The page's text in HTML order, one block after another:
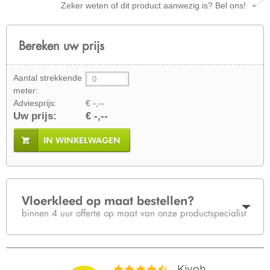
Zeker weten of dit product aanwezig is? Bel ons!
Bereken uw prijs
Aantal strekkende
meter:
Adviesprijs:
€ -,--
Uw prijs: € -,--
IN WINKELWAGEN
Vloerkleed op maat bestellen?
binnen 4 uur offerte op maat van onze productspecialist